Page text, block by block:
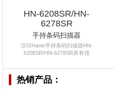
HN-6208SR/HN-
6278SR
手持条码扫描器
汉印Hanin手持条码扫描器HN-
6208SR/HN-6278SR具有强
热销产品：